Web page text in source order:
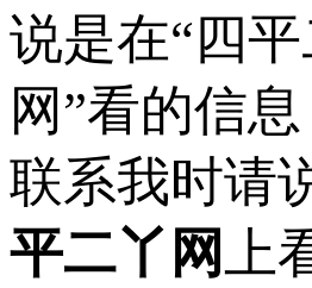
说是在“四平
网”看的信
联系我时请
平二丫网上